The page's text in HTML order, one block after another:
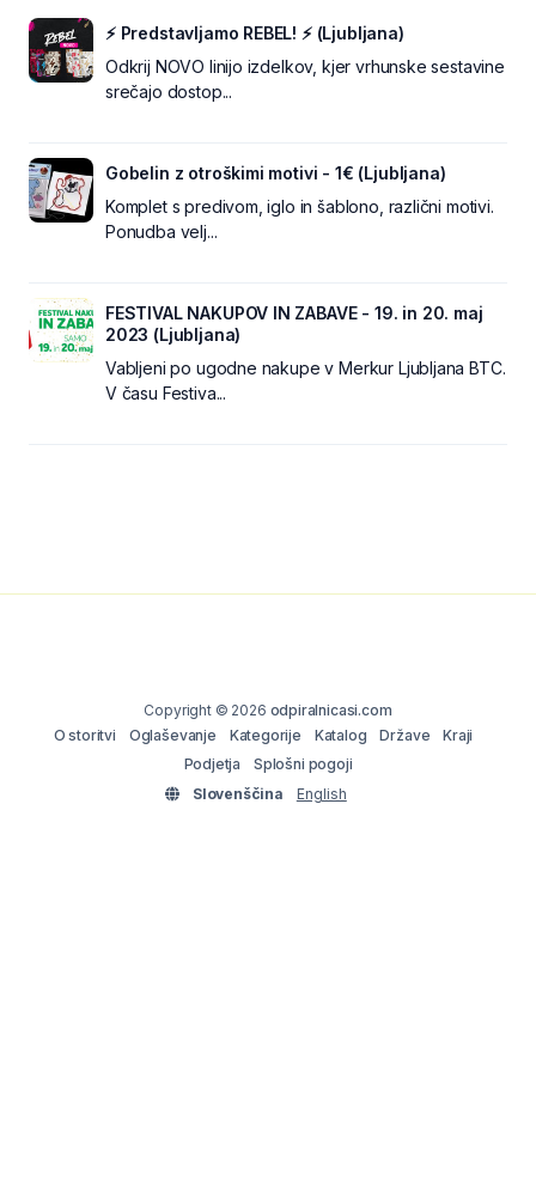
⚡ Predstavljamo REBEL! ⚡ (Ljubljana)
Odkrij NOVO linijo izdelkov, kjer vrhunske sestavine
srečajo dostop...
Gobelin z otroškimi motivi - 1€ (Ljubljana)
Komplet s predivom, iglo in šablono, različni motivi.
Ponudba velj...
FESTIVAL NAKUPOV IN ZABAVE - 19. in 20. maj
2023 (Ljubljana)
Vabljeni po ugodne nakupe v Merkur Ljubljana BTC.
V času Festiva...
Copyright © 2026 odpiralnicasi.com
O storitvi
Oglaševanje Kategorije Katalog Države
Kraji
Podjetja
Splošni pogoji
Slovenščina
English